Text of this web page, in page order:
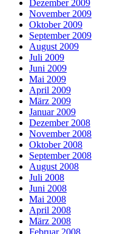
Dezember 2009
November 2009
Oktober 2009
September 2009
August 2009
Juli 2009
Juni 2009
Mai 2009
April 2009
März 2009
Januar 2009
Dezember 2008
November 2008
Oktober 2008
September 2008
August 2008
Juli 2008
Juni 2008
Mai 2008
April 2008
März 2008